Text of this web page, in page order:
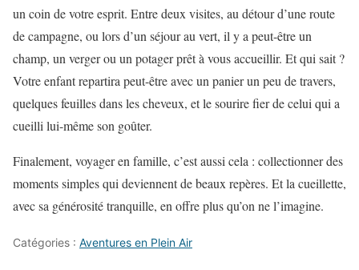
un coin de votre esprit. Entre deux visites, au détour d’une route
de campagne, ou lors d’un séjour au vert, il y a peut-être un
champ, un verger ou un potager prêt à vous accueillir. Et qui sait ?
Votre enfant repartira peut-être avec un panier un peu de travers,
quelques feuilles dans les cheveux, et le sourire fier de celui qui a
cueilli lui-même son goûter.
Finalement, voyager en famille, c’est aussi cela : collectionner des
moments simples qui deviennent de beaux repères. Et la cueillette,
avec sa générosité tranquille, en offre plus qu’on ne l’imagine.
Catégories : Aventures en Plein Air